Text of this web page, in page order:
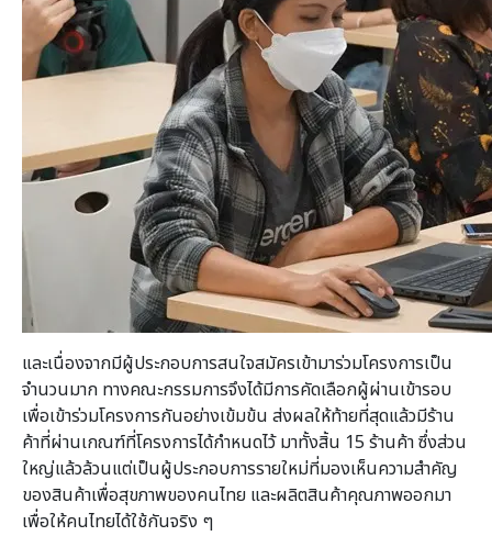
และเนื่องจากมีผู้ประกอบการสนใจสมัครเข้ามาร่วมโครงการเป็น
จำนวนมาก ทางคณะกรรมการจึงได้มีการคัดเลือกผู้ผ่านเข้ารอบ
เพื่อเข้าร่วมโครงการกันอย่างเข้มข้น ส่งผลให้ท้ายที่สุดแล้วมีร้าน
ค้าที่ผ่านเกณฑ์ที่โครงการได้กำหนดไว้ มาทั้งสิ้น 15 ร้านค้า ซึ่งส่วน
ใหญ่แล้วล้วนแต่เป็นผู้ประกอบการรายใหม่ที่มองเห็นความสำคัญ
ของสินค้าเพื่อสุขภาพของคนไทย และผลิตสินค้าคุณภาพออกมา
เพื่อให้คนไทยได้ใช้กันจริง ๆ